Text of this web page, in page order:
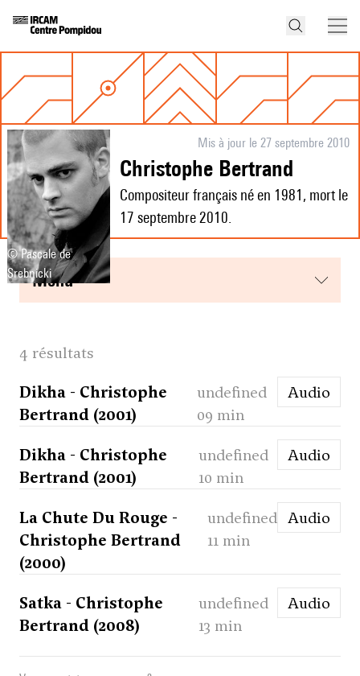
© Pascale de
Srebnicki
Mis à jour le 27 septembre 2010
Christophe Bertrand
Compositeur français né en 1981, mort le
17 septembre 2010.
menu
4 résultats
Dikha - Christophe
Bertrand (2001)
undefined
09 min
Audio
Dikha - Christophe
Bertrand (2001)
undefined
10 min
Audio
La Chute Du Rouge -
Christophe Bertrand
(2000)
undefined
11 min
Audio
Satka - Christophe
Bertrand (2008)
undefined
13 min
Audio